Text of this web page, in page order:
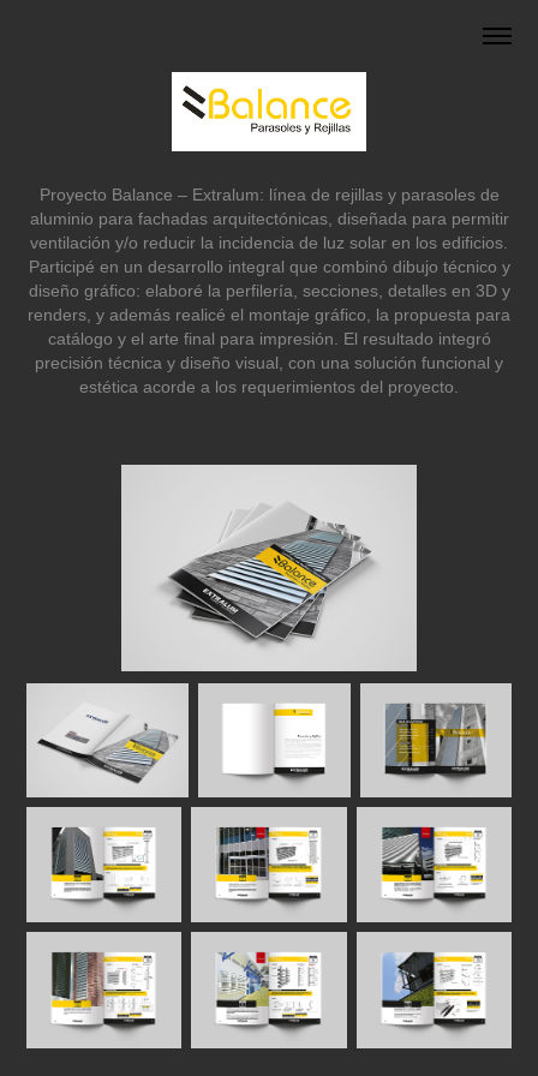
Proyecto Balance – Extralum: línea de rejillas y parasoles de
aluminio para fachadas arquitectónicas, diseñada para permitir
ventilación y/o reducir la incidencia de luz solar en los edificios.
Participé en un desarrollo integral que combinó dibujo técnico y
diseño gráfico: elaboré la perfilería, secciones, detalles en 3D y
renders, y además realicé el montaje gráfico, la propuesta para
catálogo y el arte final para impresión. El resultado integró
precisión técnica y diseño visual, con una solución funcional y
estética acorde a los requerimientos del proyecto.